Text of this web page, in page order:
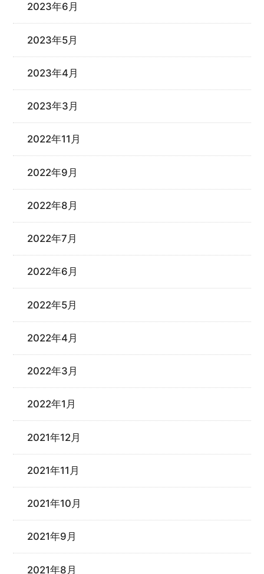
2023年6月
2023年5月
2023年4月
2023年3月
2022年11月
2022年9月
2022年8月
2022年7月
2022年6月
2022年5月
2022年4月
2022年3月
2022年1月
2021年12月
2021年11月
2021年10月
2021年9月
2021年8月